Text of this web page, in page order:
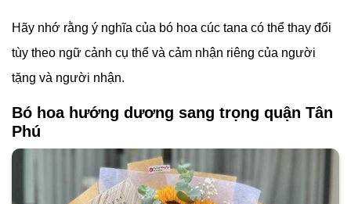
Sự khoan dung và lòng tha thứ: Đối với một số người, hoa
cúc tana là biểu tượng của sự khoan dung và lòng tha thứ.
Chúng có thể thể hiện khả năng tha thứ và giải phóng khỏi
quá khứ, để chúng ta bước vào một tương lai mới với tâm
trạng tích cực.
Tình bạn và đoàn kết: Mặc dù cúc tana thường mọc riêng